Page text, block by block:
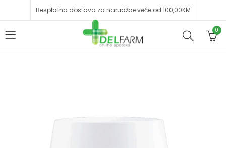
Besplatna dostava za narudžbe veće od 100,00KM
0